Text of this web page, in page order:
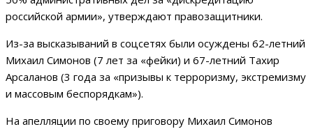
российской армии», утверждают правозащитники.
Из-за высказываний в соцсетях были осуждены 62-летний
Михаил Симонов (7 лет за «фейки) и 67-летний Тахир
Арсаланов (3 года за «призывы к терроризму, экстремизму
и массовым беспорядкам»).
На апелляции по своему приговору Михаил Симонов